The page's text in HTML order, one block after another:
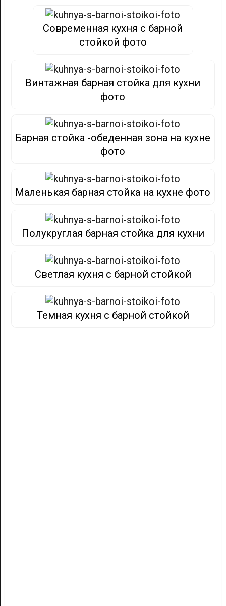
Современная кухня с барной
стойкой фото
Винтажная барная стойка для кухни
фото
Барная стойка -обеденная зона на кухне
фото
Маленькая барная стойка на кухне фото
Полукруглая барная стойка для кухни
Светлая кухня с барной стойкой
Темная кухня с барной стойкой